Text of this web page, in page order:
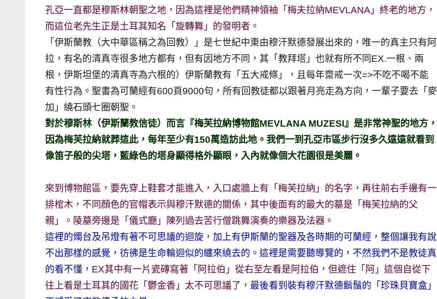
作
者、
表
會
及
活
動
持、
學
企
業
座、
部
落
客
及
旅
孔亞一直都是穆斯林朝聖之地，因為這裡是他們精神領袖「梅夫拉納MEVLANA」終老的地方，
而這位老先生正是土耳其知名「旋轉舞」的發明者。
「伊斯蘭教（大中華區稱之為回教）」是七世紀中東由穆汗默德發展出來的，唯一的真主只有阿
拉，有名的清真寺很多地方都有，但有因地方不同，其「教拜塔」也就有所不同EX.一根、兩
根，伊斯坦堡的清真寺為六根的）伊斯蘭教有「五大戒條」，且每年齋戒一次=>不吃不喝不能
有性行為。聖書為可蘭經有600頁9000句，所有回教徒都以跟著月亮走為方向，一輩子要去「麥
加」繞石頭七圈朝聖。
對於穆斯林（伊斯蘭教信徒）而言『梅芙拉納博物館MEVLANA MUZESI』是非常神聖的地方，
因為梅芙拉納就葬這此，每年至少有150萬造訪此地。我們一到孔亞市區步行沒多久遠遠就看到
像笛子般的尖塔，藍綠色的塔身顯得格外顯眼，入內就像個大花園很是美麗。
來到博物館區，要先穿上鞋套才能進入，入口處牆上有「梅芙拉納」的名字，再往前右手邊有一
排棺木，不同顏色的官帽表示與穆汗默德的關係，其中後面有的最大的墓是「梅芙拉納的父
親」。陵墓旁邊是「儀式廳」陳列過去苦行僧跳舞演奏的樂器及法器。
這裡的燭台及吊燈有著不可思議的迴旋，加上有伊斯蘭的聖器及各時期的可蘭經，整個讓我有說
不出那樣的感覺，彷彿是生命輪迴似的纏來繞去的。這裡是需要聽導覽的，不然我們不是教徒真
的看不懂， EX其中有一片瓷磚寫著「阿拉伯」從右至左看是阿拉伯，但遮住「阿」這個自從下
往上看是土耳其的國花「鬱金香」太不可思議了， 最後看到裝有穆汗默德鬍鬚的「珍珠貝寶盒」